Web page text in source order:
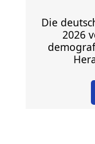
Die
2026